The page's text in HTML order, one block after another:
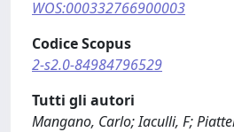
WOS:000332766900003
Codice Scopus
2-s2.0-84984796529
Tutti gli autori
Mangano, Carlo; Iaculli, F;